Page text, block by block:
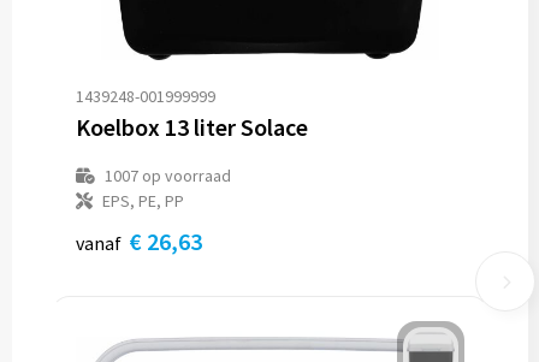
1439248-001999999
Koelbox 13 liter Solace
1007op voorraad
EPS, PE, PP
vanaf € 26,63